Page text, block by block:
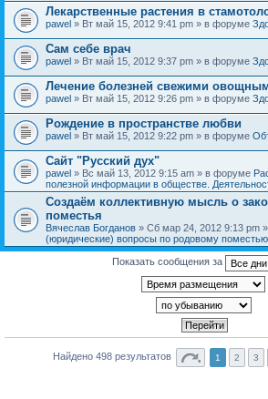
Лекарственные растения в
pawel » Вт май 15, 2012 9:41 pm » в форуме
Сам себе врач
pawel » Вт май 15, 2012 9:37 pm » в форуме
Лечение болезней свежими
pawel » Вт май 15, 2012 9:26 pm » в форуме
Рождение в пространстве любви
pawel » Вт май 15, 2012 9:22 pm » в форуме
Сайт "Русский дух"
pawel » Вс май 13, 2012 9:15 am » в форуме
полезной информации в обществе.
Создаём коллективную мысль о
поместья
Вячеслав Богданов » Сб мар 24, 2012 9:13 pm
(юридические) вопросы по родовому
Показать сообщения за
Найдено 498 результатов 1 2 3